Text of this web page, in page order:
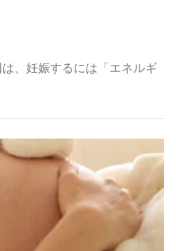
、妊娠するには「エネルギ